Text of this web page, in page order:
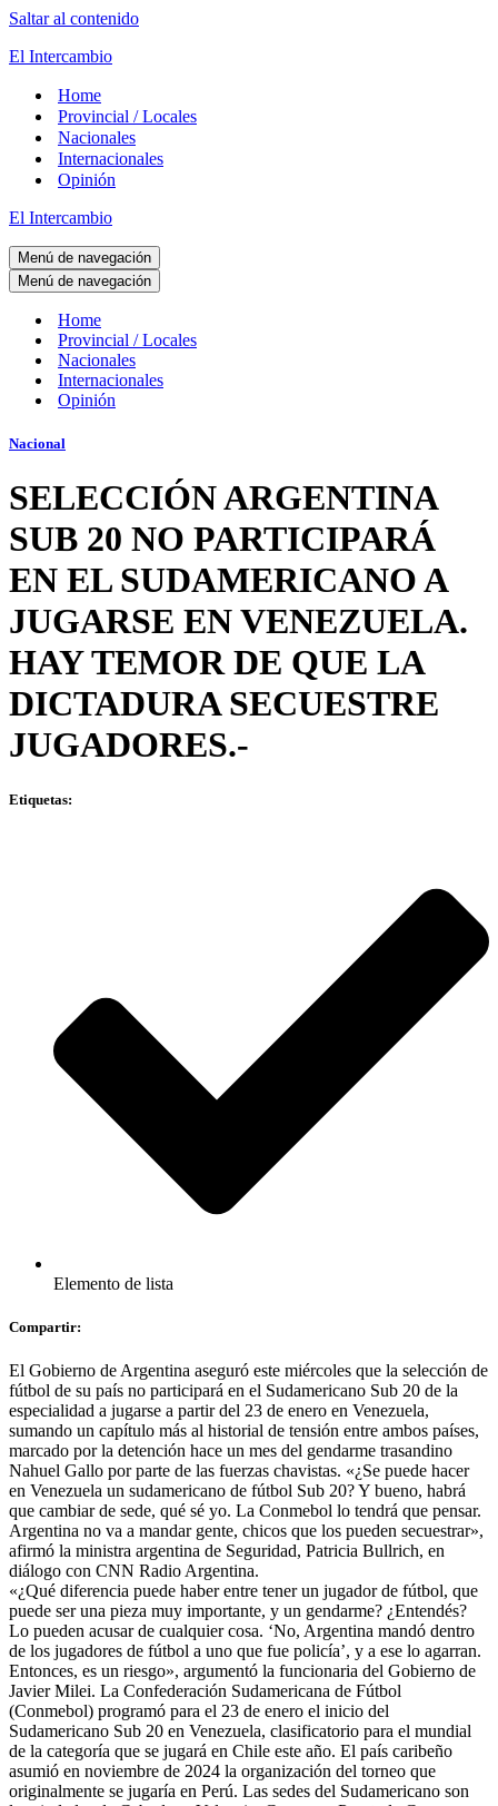
Saltar al contenido
El Intercambio
Home
Provincial / Locales
Nacionales
Internacionales
Opinión
El Intercambio
Menú de navegación
Menú de navegación
Home
Provincial / Locales
Nacionales
Internacionales
Opinión
Nacional
SELECCIÓN ARGENTINA
SUB 20 NO PARTICIPARÁ
EN EL SUDAMERICANO A
JUGARSE EN VENEZUELA.
HAY TEMOR DE QUE LA
DICTADURA SECUESTRE
JUGADORES.-
Etiquetas:
Elemento de lista
Compartir:
El Gobierno de Argentina aseguró este miércoles que la selección de
fútbol de su país no participará en el Sudamericano Sub 20 de la
especialidad a jugarse a partir del 23 de enero en Venezuela,
sumando un capítulo más al historial de tensión entre ambos países,
marcado por la detención hace un mes del gendarme trasandino
Nahuel Gallo por parte de las fuerzas chavistas. «¿Se puede hacer
en Venezuela un sudamericano de fútbol Sub 20? Y bueno, habrá
que cambiar de sede, qué sé yo. La Conmebol lo tendrá que pensar.
Argentina no va a mandar gente, chicos que los pueden secuestrar»,
afirmó la ministra argentina de Seguridad, Patricia Bullrich, en
diálogo con CNN Radio Argentina.
«¿Qué diferencia puede haber entre tener un jugador de fútbol, que
puede ser una pieza muy importante, y un gendarme? ¿Entendés?
Lo pueden acusar de cualquier cosa. ‘No, Argentina mandó dentro
de los jugadores de fútbol a uno que fue policía’, y a ese lo agarran.
Entonces, es un riesgo», argumentó la funcionaria del Gobierno de
Javier Milei. La Confederación Sudamericana de Fútbol
(Conmebol) programó para el 23 de enero el inicio del
Sudamericano Sub 20 en Venezuela, clasificatorio para el mundial
de la categoría que se jugará en Chile este año. El país caribeño
asumió en noviembre de 2024 la organización del torneo que
originalmente se jugaría en Perú. Las sedes del Sudamericano son